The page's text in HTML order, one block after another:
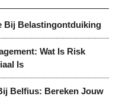
Bij Belastingontduiking
Wat Is Risk
Is
Belfius: Bereken Jouw